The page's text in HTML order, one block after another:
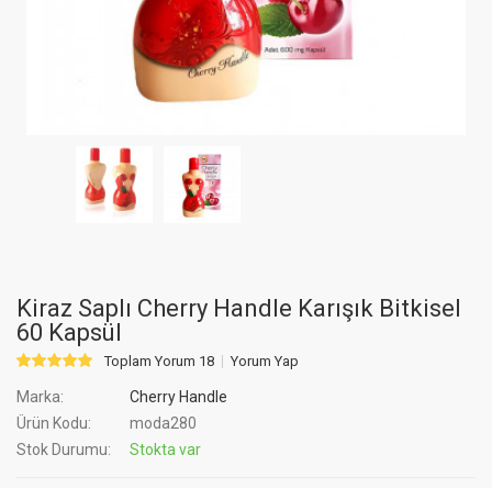
Kiraz Saplı Cherry Handle Karışık Bitkisel
60 Kapsül
Toplam Yorum 18 Yorum Yap
Marka:
Cherry Handle
Ürün Kodu:
moda280
Stok Durumu:
Stokta var